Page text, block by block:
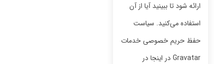
ارائه شود تا ببینید آیا از آن
استفاده می‌کنید. سیاست
حفظ حریم خصوصی خدمات
Gravatar در اینجا در